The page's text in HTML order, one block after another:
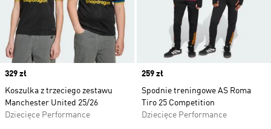
Price
329 zł
Koszulka z trzeciego zestawu
Manchester United 25/26
Dziecięce Performance
Price
259 zł
Spodnie treningowe AS Roma
Tiro 25 Competition
Dziecięce Performance